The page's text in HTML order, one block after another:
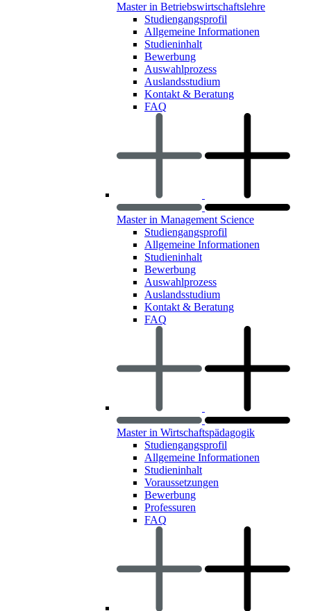
Master in Betriebswirtschaftslehre
Studiengangsprofil
Allgemeine Informationen
Studieninhalt
Bewerbung
Auswahlprozess
Auslandsstudium
Kontakt & Beratung
FAQ
Master in Management Science
Studiengangsprofil
Allgemeine Informationen
Studieninhalt
Bewerbung
Auswahlprozess
Auslandsstudium
Kontakt & Beratung
FAQ
Master in Wirtschaftspädagogik
Studiengangsprofil
Allgemeine Informationen
Studieninhalt
Voraussetzungen
Bewerbung
Professuren
FAQ